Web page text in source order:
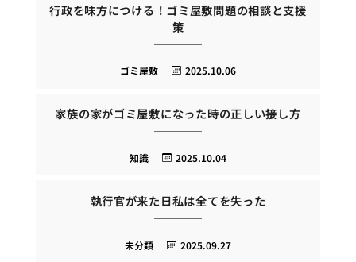
行政を味方につける！ゴミ屋敷問題の相談と支援
策
2025.10.06
ゴミ屋敷
家族の家がゴミ屋敷になった時の正しい接し方
2025.10.04
知識
執行官が来た日私は全てを失った
2025.09.27
未分類